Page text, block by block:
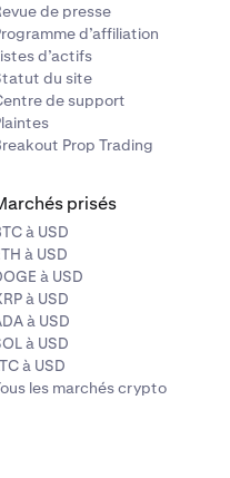
de presse
d’affiliation
d’actifs
du site
de support
Prop Trading
prisés
à USD
à USD
à USD
à USD
à USD
à USD
à USD
les marchés crypto